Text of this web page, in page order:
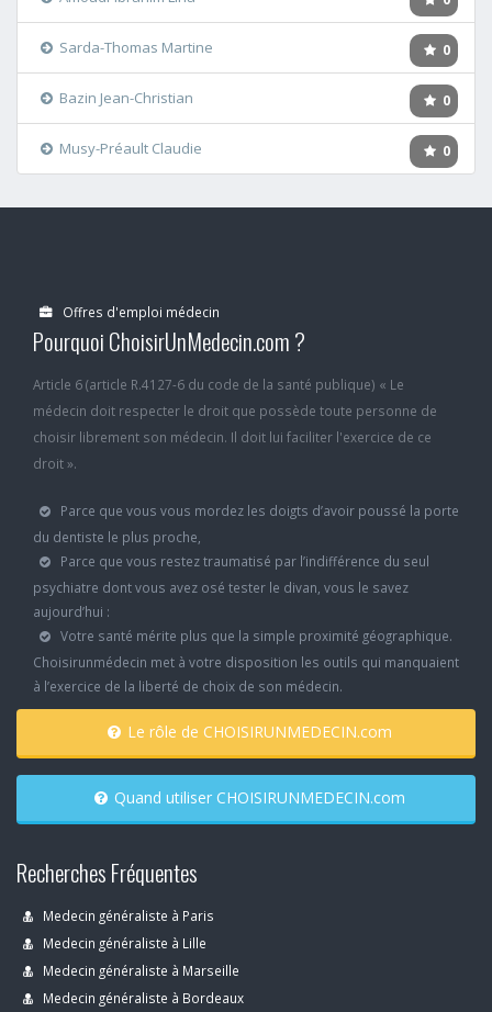
0
Sarda-Thomas Martine
0
Bazin Jean-Christian
0
Musy-Préault Claudie
Offres d'emploi médecin
Pourquoi ChoisirUnMedecin.com ?
Article 6 (article R.4127-6 du code de la santé publique) « Le
médecin doit respecter le droit que possède toute personne de
choisir librement son médecin. Il doit lui faciliter l'exercice de ce
droit ».
Parce que vous vous mordez les doigts d’avoir poussé la porte
du dentiste le plus proche,
Parce que vous restez traumatisé par l’indifférence du seul
psychiatre dont vous avez osé tester le divan, vous le savez
aujourd’hui :
Votre santé mérite plus que la simple proximité géographique.
Choisirunmédecin met à votre disposition les outils qui manquaient
à l’exercice de la liberté de choix de son médecin.
Le rôle de CHOISIRUNMEDECIN.com
Quand utiliser CHOISIRUNMEDECIN.com
Recherches Fréquentes
Medecin généraliste à Paris
Medecin généraliste à Lille
Medecin généraliste à Marseille
Medecin généraliste à Bordeaux